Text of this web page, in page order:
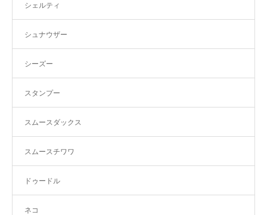
シェルティ
シュナウザー
シーズー
スタンプー
スムースダックス
スムースチワワ
ドゥードル
ネコ